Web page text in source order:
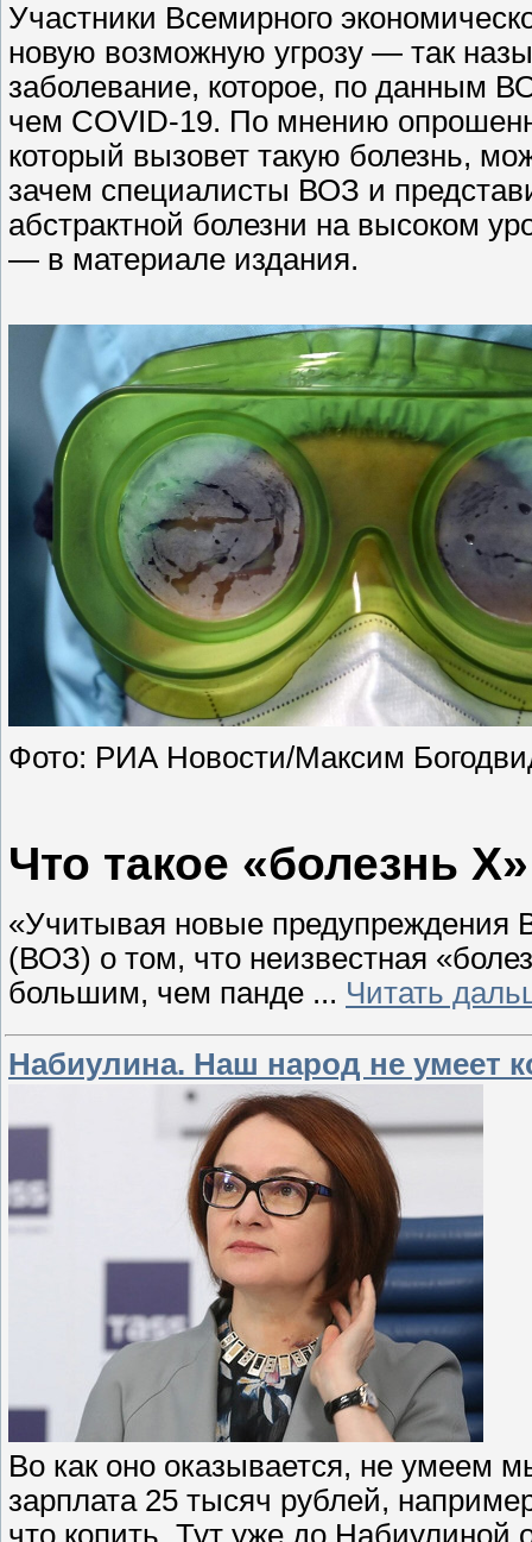
Участники Всемирного
новую возможную угрозу — так
заболевание, которое, по данным
чем COVID-19. По мнению
который вызовет такую болезнь,
зачем специалисты ВОЗ и
абстрактной болезни на высоком
— в материале издания.
Фото: РИА Новости/Максим
Что такое «болезнь Х»
«Учитывая новые предупреждения
(ВОЗ) о том, что неизвестная
большим, чем панде ... Читать
Набиулина. Наш народ не умеет
Во как оно оказывается, не умеем
зарплата 25 тысяч рублей,
что копить. Тут уже до Набиулиной